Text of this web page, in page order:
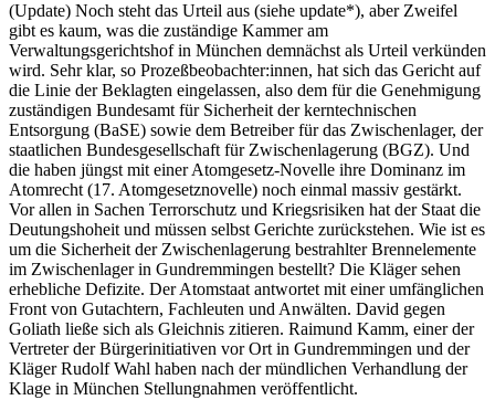
(Update) Noch steht das Urteil aus (siehe update*), aber Zweifel
gibt es kaum, was die zuständige Kammer am
Verwaltungsgerichtshof in München demnächst als Urteil verkünden
wird. Sehr klar, so Prozeßbeobachter:innen, hat sich das Gericht auf
die Linie der Beklagten eingelassen, also dem für die Genehmigung
zuständigen Bundesamt für Sicherheit der kerntechnischen
Entsorgung (BaSE) sowie dem Betreiber für das Zwischenlager, der
staatlichen Bundesgesellschaft für Zwischenlagerung (BGZ). Und
die haben jüngst mit einer Atomgesetz-Novelle ihre Dominanz im
Atomrecht (17. Atomgesetznovelle) noch einmal massiv gestärkt.
Vor allen in Sachen Terrorschutz und Kriegsrisiken hat der Staat die
Deutungshoheit und müssen selbst Gerichte zurückstehen. Wie ist es
um die Sicherheit der Zwischenlagerung bestrahlter Brennelemente
im Zwischenlager in Gundremmingen bestellt? Die Kläger sehen
erhebliche Defizite. Der Atomstaat antwortet mit einer umfänglichen
Front von Gutachtern, Fachleuten und Anwälten. David gegen
Goliath ließe sich als Gleichnis zitieren. Raimund Kamm, einer der
Vertreter der Bürgerinitiativen vor Ort in Gundremmingen und der
Kläger Rudolf Wahl haben nach der mündlichen Verhandlung der
Klage in München Stellungnahmen veröffentlicht.